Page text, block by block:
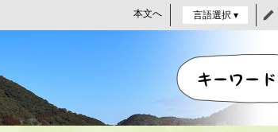
本文へ 言語選択 ▾